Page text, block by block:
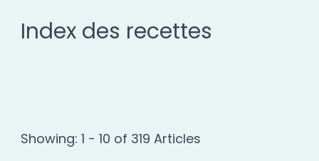
Index des recettes
Showing: 1 - 10 of 319 Articles